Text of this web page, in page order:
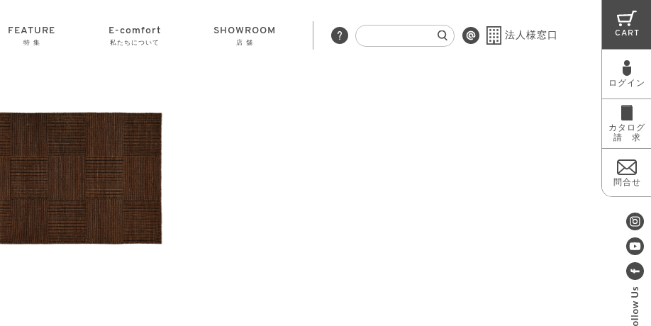
FEATURE
特 集
E-comfort
私たちについて
SHOWROOM
店 舗
法人様窓口 CART
ログイン
カタログ
請 求
問合せ